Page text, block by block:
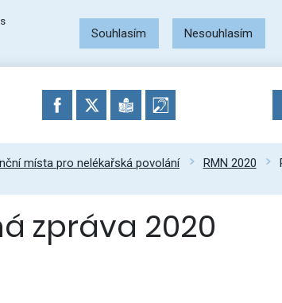
Souhlasím Nesouhlasím
místa pro nelékařská povolání RMN 2020
zpráva 2020